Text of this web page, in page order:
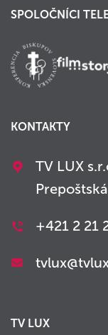
SPOLOČNÍCI
KONTAKTY
TV LUX
+421 2 21
TV LUX